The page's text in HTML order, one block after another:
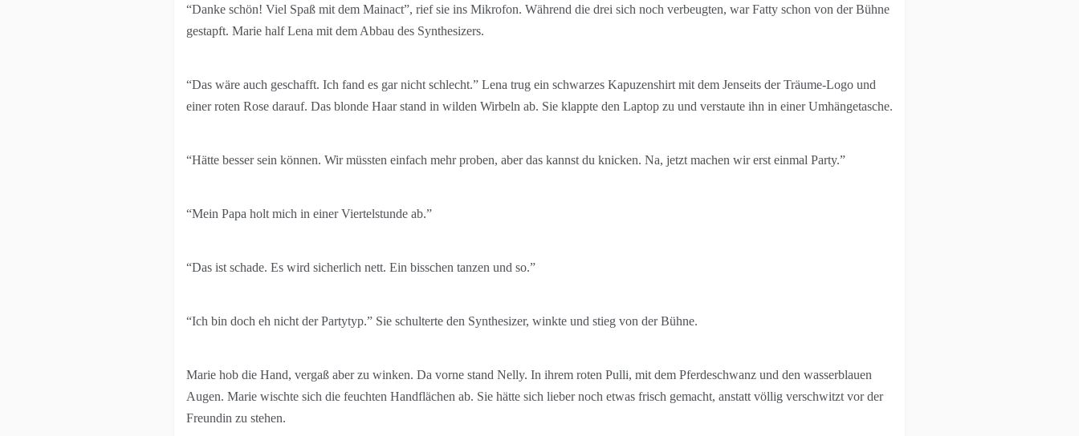
“Danke schön! Viel Spaß mit dem Mainact”, rief sie ins Mikrofon. Während die drei sich noch verbeugten, war Fatty schon von der Bühne
gestapft. Marie half Lena mit dem Abbau des Synthesizers.
“Das wäre auch geschafft. Ich fand es gar nicht schlecht.” Lena trug ein schwarzes Kapuzenshirt mit dem Jenseits der Träume-Logo und
einer roten Rose darauf. Das blonde Haar stand in wilden Wirbeln ab. Sie klappte den Laptop zu und verstaute ihn in einer Umhängetasche.
“Hätte besser sein können. Wir müssten einfach mehr proben, aber das kannst du knicken. Na, jetzt machen wir erst einmal Party.”
“Mein Papa holt mich in einer Viertelstunde ab.”
“Das ist schade. Es wird sicherlich nett. Ein bisschen tanzen und so.”
“Ich bin doch eh nicht der Partytyp.” Sie schulterte den Synthesizer, winkte und stieg von der Bühne.
Marie hob die Hand, vergaß aber zu winken. Da vorne stand Nelly. In ihrem roten Pulli, mit dem Pferdeschwanz und den wasserblauen
Augen. Marie wischte sich die feuchten Handflächen ab. Sie hätte sich lieber noch etwas frisch gemacht, anstatt völlig verschwitzt vor der
Freundin zu stehen.